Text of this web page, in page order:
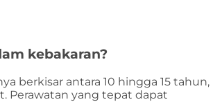
kebakaran?
berkisar antara 10 hingga 15 tahun,
Perawatan yang tepat dapat